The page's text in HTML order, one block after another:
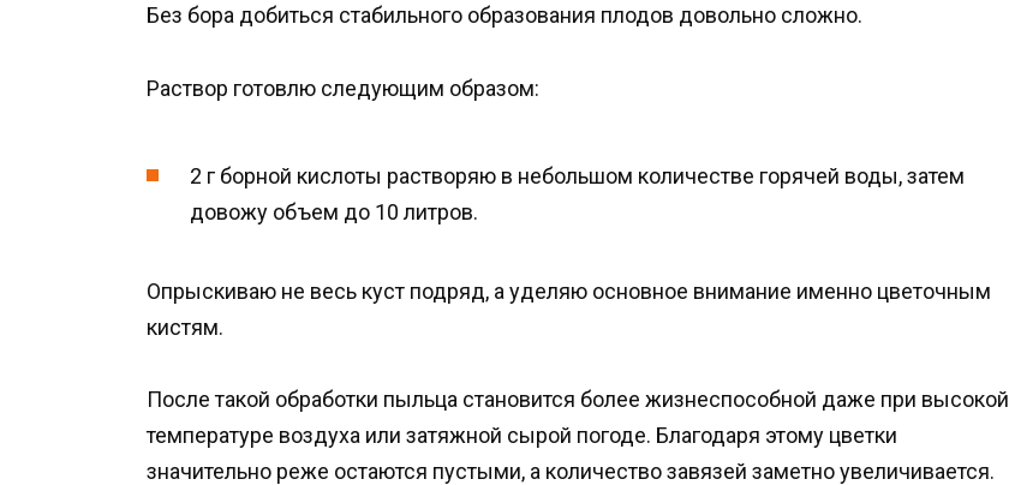
Без бора добиться стабильного образования плодов довольно сложно.
Раствор готовлю следующим образом:
2 г борной кислоты растворяю в небольшом количестве горячей воды, затем
довожу объем до 10 литров.
Опрыскиваю не весь куст подряд, а уделяю основное внимание именно цветочным
кистям.
После такой обработки пыльца становится более жизнеспособной даже при высокой
температуре воздуха или затяжной сырой погоде. Благодаря этому цветки
значительно реже остаются пустыми, а количество завязей заметно увеличивается.